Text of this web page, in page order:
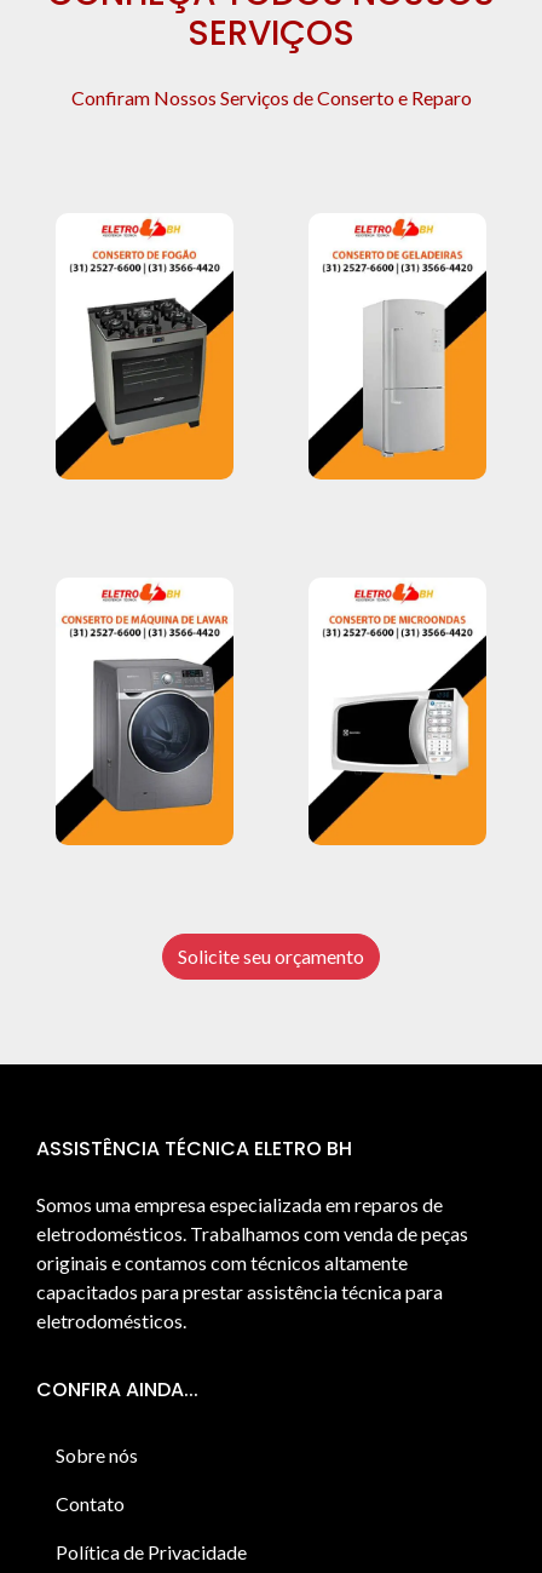
SERVIÇOS
Confiram Nossos Serviços de Conserto e Reparo
Solicite seu orçamento
ASSISTÊNCIA TÉCNICA ELETRO BH
Somos uma empresa especializada em reparos de
eletrodomésticos. Trabalhamos com venda de peças
originais e contamos com técnicos altamente
capacitados para prestar assistência técnica para
eletrodomésticos.
CONFIRA AINDA...
Sobre nós
Contato
Política de Privacidade